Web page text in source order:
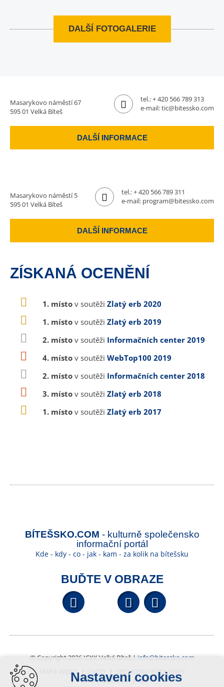
DALŠÍ FOTOGALERIE
Masarykovo náměstí 67
595 01 Velká Bíteš
tel.:+ 420 566 789 313
e-mail:tic@bitessko.com
DALŠÍ INFORMACE
Masarykovo náměstí 5
595 01 Velká Bíteš
tel.:+ 420 566 789 311
e-mail: program@bitessko.com
DALŠÍ INFORMACE
ZÍSKANÁ OCENĚNÍ
1. místo v soutěži Zlatý erb 2020
1. místo v soutěži Zlatý erb 2019
2. místo v soutěži Informačních center 2019
4. místo v soutěži WebTop100 2019
2. místo v soutěži Informačních center 2018
3. místo v soutěži Zlatý erb 2018
1. místo v soutěži Zlatý erb 2017
BÍTEŠSKO.COM - kulturně společensko
informační portál
Kde - kdy - co - jak - kam - za kolik na bítešsku
BUĎTE V OBRAZE
Facebook YouTube
© Copyright 2026 ICKK Velká Bíteš | info@bitessko.com
MAPA WEBU
ÚVOD
OBCHODNÍ PODMÍNKY
PORTÁL OBČANA
GIS
Nastavení cookies